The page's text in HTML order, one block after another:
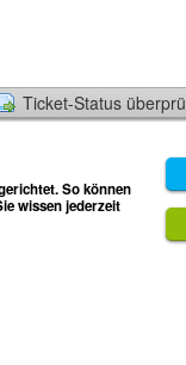
Ticket-Status
So können
wissen jederzeit